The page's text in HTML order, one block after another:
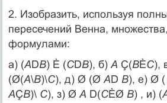
2. Изобразить, используя
пересечений Венна,
формулами:
а) (АDВ) È (СDВ), б) А Ç(ВÈС),
(Ø(А\В)\С), д) Ø (ØАD В), е) Ø (
АÇВ)\ С), з) Ø А D(СÈØВ) , и) (